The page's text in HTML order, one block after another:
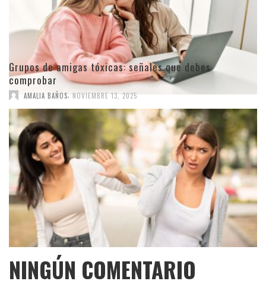
Grupos de amigas tóxicas: señales que debes
comprobar
AMALIA BAÑOS NOVIEMBRE 13, 2025
NINGÚN COMENTARIO